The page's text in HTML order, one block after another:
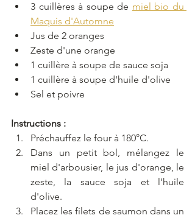
3 cuillères à soupe de miel bio du
Maquis d'Automne
Jus de 2 oranges
Zeste d'une orange
1 cuillère à soupe de sauce soja
1 cuillère à soupe d'huile d'olive
Sel et poivre
Instructions :
Préchauffez le four à 180°C.
Dans un petit bol, mélangez le
miel d'arbousier, le jus d'orange, le
zeste, la sauce soja et l'huile
d'olive.
Placez les filets de saumon dans un